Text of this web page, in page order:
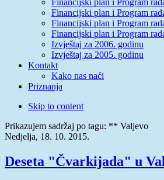
Financijski plan i Program
Financijski plan i Program
Financijski plan i Program
Izvještaj za 2006. godinu
Izvještaj za 2005. godinu
Kontakt
Kako nas naći
Priznanja
Skip to content
Prikazujem sadržaj po tagu: ** Valjevo
Nedjelja, 18. 10. 2015.
Deseta "Čvarkijada" u